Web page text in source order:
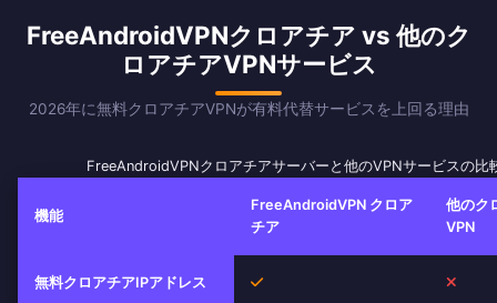
FreeAndroidVPNクロアチア vs 他のク
ロアチアVPNサービス
2026年に無料クロアチアVPNが有料代替サービスを上回る理由
FreeAndroidVPNクロアチアサーバーと他のVPNサービスの比
機能
FreeAndroidVPN クロア
チア
他のク
VPN
無料クロアチアIPアドレス はい